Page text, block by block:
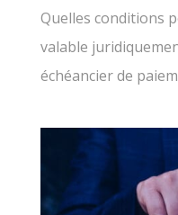
Quelles conditions
valable
échéancier de